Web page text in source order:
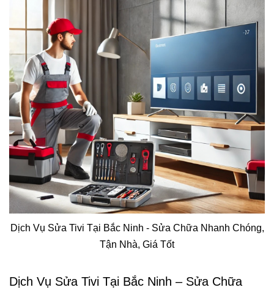
Dịch Vụ Sửa Tivi Tại Bắc Ninh - Sửa Chữa Nhanh Chóng,
Tận Nhà, Giá Tốt
Dịch Vụ Sửa Tivi Tại Bắc Ninh – Sửa Chữa